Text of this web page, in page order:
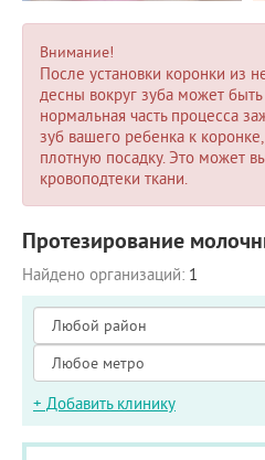
Внимание!
После установки коронки из
десны вокруг зуба может
нормальная часть процесса
зуб вашего ребенка к
плотную посадку. Это может
кровоподтеки ткани.
Протезирование
Найдено организаций: 1
+ Добавить клинику